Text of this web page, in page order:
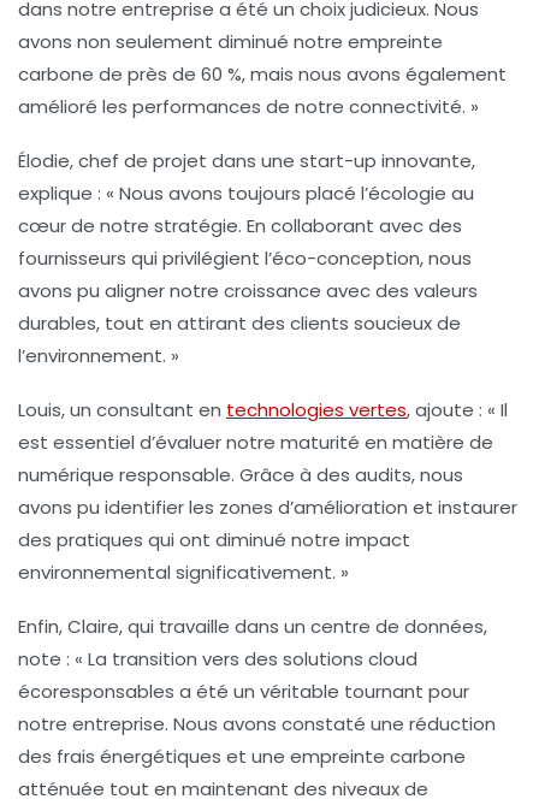
dans notre entreprise a été un choix judicieux. Nous
avons non seulement diminué notre empreinte
carbone de près de 60 %, mais nous avons également
amélioré les performances de notre connectivité. »
Élodie, chef de projet dans une start-up innovante,
explique : « Nous avons toujours placé l’écologie au
cœur de notre stratégie. En collaborant avec des
fournisseurs qui privilégient l’éco-conception, nous
avons pu aligner notre croissance avec des valeurs
durables, tout en attirant des clients soucieux de
l’environnement. »
Louis, un consultant en technologies vertes, ajoute : « Il
est essentiel d’évaluer notre maturité en matière de
numérique responsable. Grâce à des audits, nous
avons pu identifier les zones d’amélioration et instaurer
des pratiques qui ont diminué notre impact
environnemental significativement. »
Enfin, Claire, qui travaille dans un centre de données,
note : « La transition vers des solutions cloud
écoresponsables a été un véritable tournant pour
notre entreprise. Nous avons constaté une réduction
des frais énergétiques et une empreinte carbone
atténuée tout en maintenant des niveaux de